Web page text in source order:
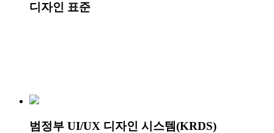
디자인 표준
범정부 UI/UX 디자인 시스템(KRDS)